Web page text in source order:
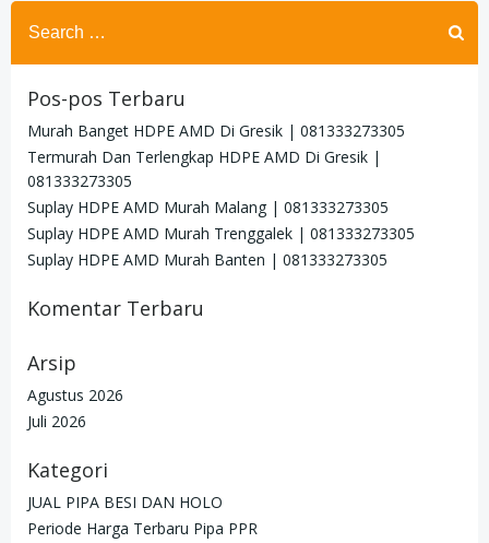
Search
for:
Pos-pos Terbaru
Murah Banget HDPE AMD Di Gresik | 081333273305
Termurah Dan Terlengkap HDPE AMD Di Gresik |
081333273305
Suplay HDPE AMD Murah Malang | 081333273305
Suplay HDPE AMD Murah Trenggalek | 081333273305
Suplay HDPE AMD Murah Banten | 081333273305
Komentar Terbaru
Arsip
Agustus 2026
Juli 2026
Kategori
JUAL PIPA BESI DAN HOLO
Periode Harga Terbaru Pipa PPR